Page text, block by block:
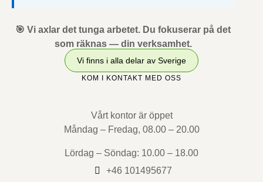
🎯 Vi axlar det tunga arbetet. Du fokuserar på det
som räknas — din verksamhet.
Vi finns i alla delar av Sverige
KOM I KONTAKT MED OSS
Vårt kontor är öppet
Måndag – Fredag, 08.00 – 20.00
Lördag – Söndag: 10.00 – 18.00
+46 101495677